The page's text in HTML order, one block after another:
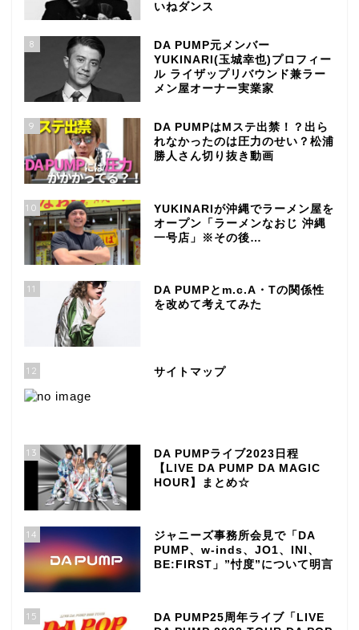
いねダンス
8
DA PUMP元メンバー
YUKINARI(玉城幸也)プロフィー
ル ライザップリバウンド兼ラー
メン屋オーナー実業家
9
DA PUMPはMステ出禁！？出ら
れなかったのは圧力のせい？松浦
勝人さん切り抜き動画
10
YUKINARIが沖縄でラーメン屋を
オープン「ラーメンなおじ 沖縄
一号店」※その後…
11
DA PUMPとm.c.A・Tの関係性
を改めて考えてみた
12 サイトマップ
13
DA PUMPライブ2023日程
【LIVE DA PUMP DA MAGIC
HOUR】まとめ☆
14
ジャニーズ事務所会見で「DA
PUMP、w-inds、JO1、INI、
BE:FIRST」”忖度”について明言
15
DA PUMP25周年ライブ「LIVE